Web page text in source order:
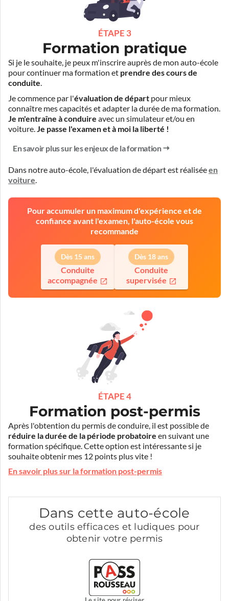
ÉTAPE 3
Formation pratique
Si je le souhaite, je peux m'inscrire auprès de mon auto-école
pour continuer ma formation et prendre des cours de
conduite.
Je commence par l'évaluation de départ pour mieux
connaître mes capacités et adapter la durée de ma formation.
Je m'entraîne à conduire avec un simulateur et/ou en
voiture.Je passe l'examen et à moi la liberté !
En savoir plus sur les enjeux de la formation
Dans notre auto-école, l'évaluation de départ est réaliséeen
voiture.
Pour accumuler un maximum d'expérience et de
confiance avant l'examen, l'auto-école vous
recommande
Dès 15 ans
Conduite
accompagnée
Dès 18 ans
Conduite
supervisée
ÉTAPE 4
Formation post-permis
Après l'obtention du permis de conduire, il est possible de
réduire la durée de la période probatoire en suivant une
formation spécifique. Cette option est intéressante si je
souhaite obtenir mes 12 points plus vite !
En savoir plus sur la formation post-permis
Dans cette auto-école
des outils efficaces et ludiques pour
obtenir votre permis